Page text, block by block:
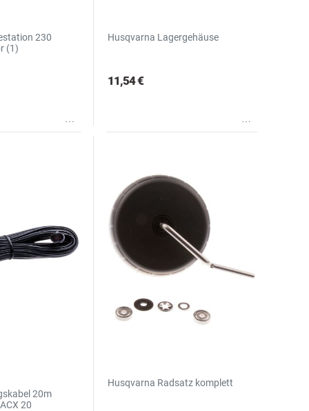
230
(1)
Husqvarna Lagergehäuse
11,54 €
20m
20
Husqvarna Radsatz komplett